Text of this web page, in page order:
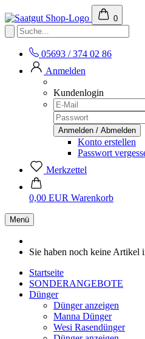
0
05693 / 374 02 86
Anmelden
Kundenlogin
Konto erstellen
Passwort
Merkzettel
0,00 EUR Warenkorb
Menü
Sie haben noch keine Artikel
Startseite
SONDERANGEBOTE
Dünger
Dünger anzeigen
Manna Dünger
Wesi Rasendünger